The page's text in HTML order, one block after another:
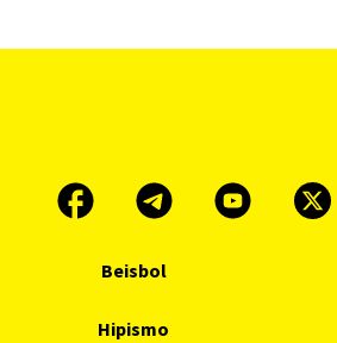
Beisbol
Hipismo